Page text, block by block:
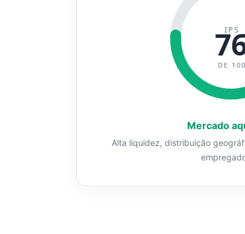
IPS
DE 100
Mercado
Alta liquidez, distribuição